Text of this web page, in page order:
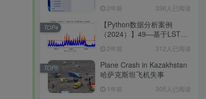
手把手教你在NAS上搭建
KMS服务器，免费永久激活
Windows及Office！建议收藏
2年前 336人已阅读
【Python数据分析案例
（2024）】49—基于LSTM
序列2年前 312人已阅读
TOP4
Plane Crash in Kazakhstan
哈萨克斯坦飞机失事
1年前 305人已阅读
TOP5